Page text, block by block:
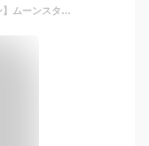
【10/4 20:00-10/6 1:59 10%OFFクーポン】ムーンスターメンズ ウィンター ブーツ SPLT FGM96 ブラック moonstar 幅広 4E ガラス防滑 防水 抗菌防臭 スノーブーツ 黒